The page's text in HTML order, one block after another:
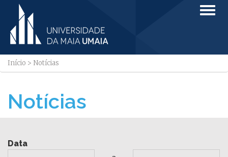
Início > Notícias
Notícias
Data